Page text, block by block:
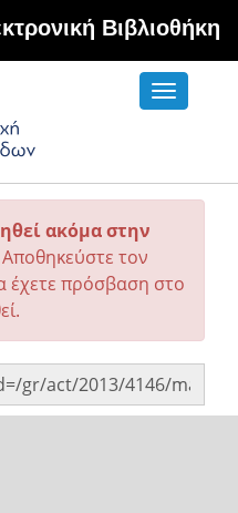
Βιβλιοθήκη
Toggle
ακόμα στην
Αποθηκεύστε τον
πρόσβαση στο